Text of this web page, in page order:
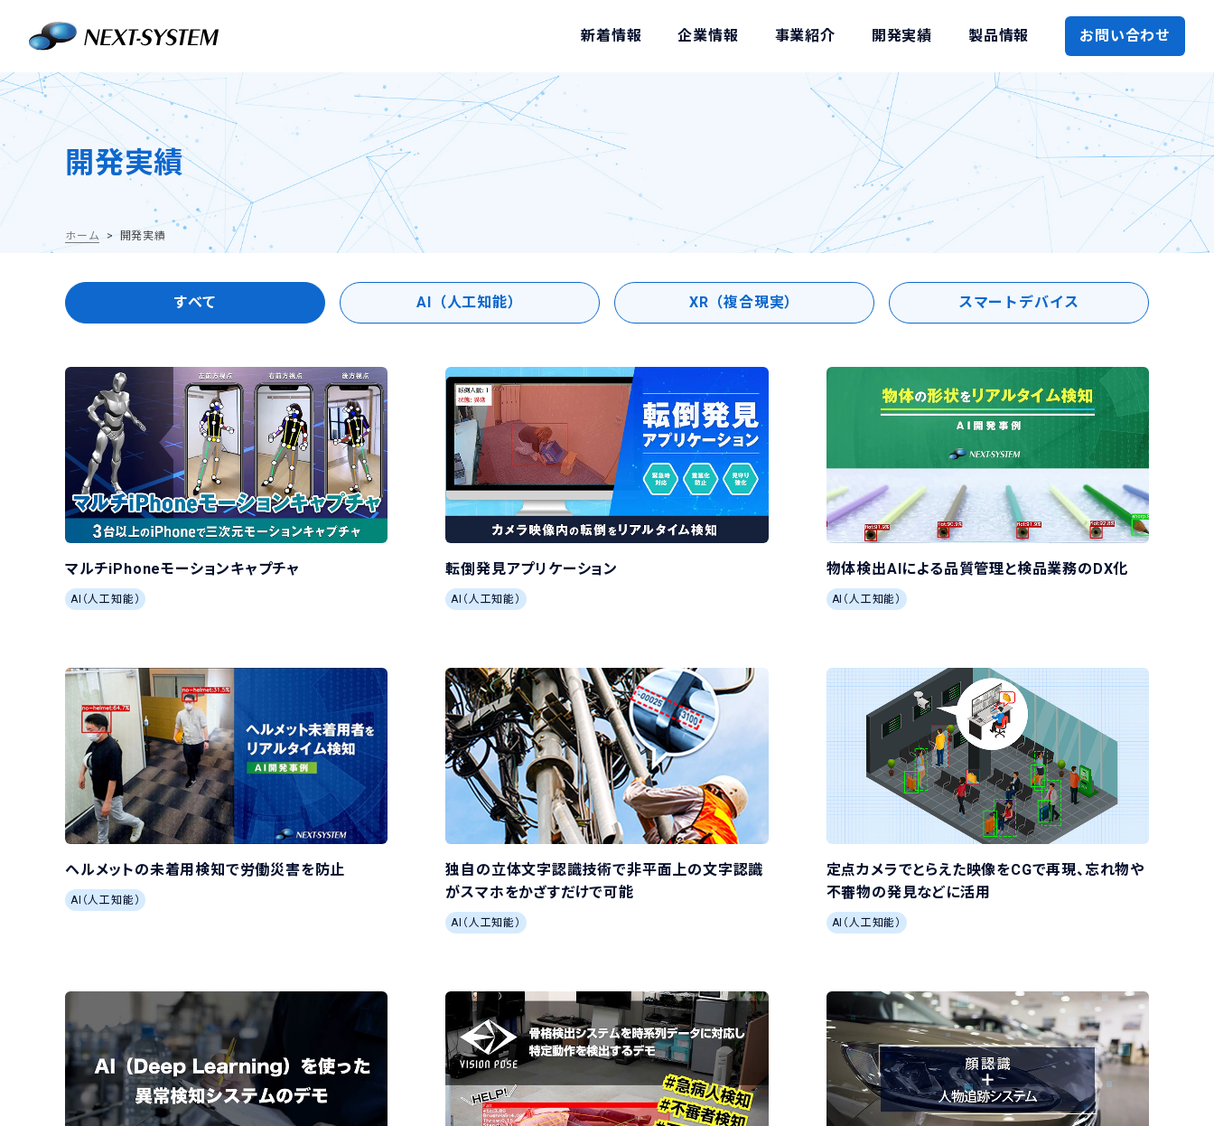
新着情報 企業情報 事業紹介 開発実績 製品情報 お問い合わせ
開発実績
ホーム 開発実績
すべて AI（人工知能） XR（複合現実） スマートデバイス
マルチiPhoneモーションキャプチャ
AI（人工知能）
転倒発見アプリケーション
AI（人工知能）
物体検出AIによる品質管理と検品業務のDX化
AI（人工知能）
ヘルメットの未着用検知で労働災害を防止
AI（人工知能）
独自の立体文字認識技術で非平面上の文字認識
がスマホをかざすだけで可能
AI（人工知能）
定点カメラでとらえた映像をCGで再現、忘れ物や
不審物の発見などに活用
AI（人工知能）